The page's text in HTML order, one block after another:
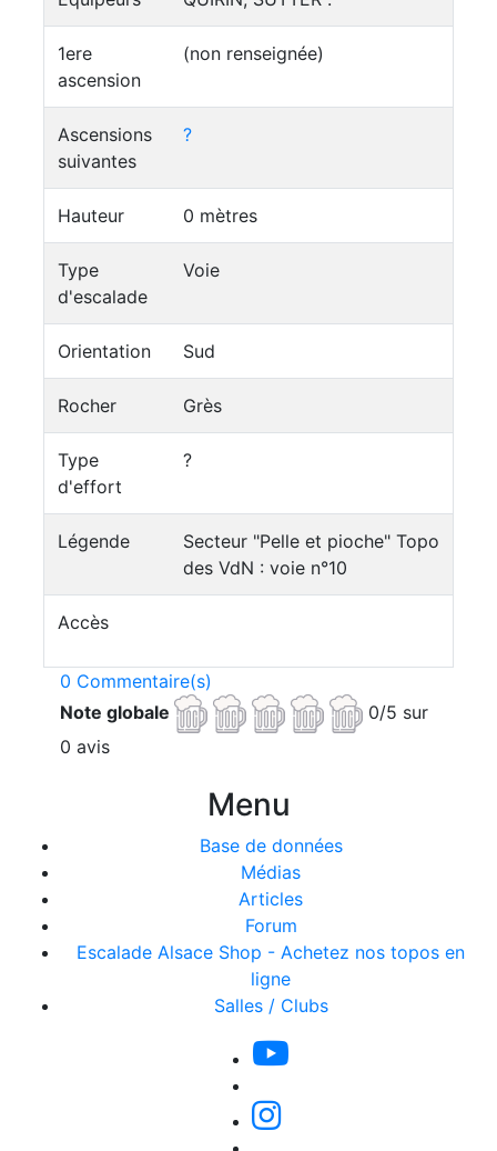
1ere
ascension
(non renseignée)
Ascensions
suivantes
?
Hauteur 0 mètres
Type
d'escalade
Voie
Orientation Sud
Rocher Grès
Type
d'effort
?
Légende
Secteur "Pelle et pioche" Topo
des VdN : voie n°10
Accès
0 Commentaire(s)
Note globale
0/5 sur
0 avis
Menu
Base de données
Médias
Articles
Forum
Escalade Alsace Shop - Achetez nos topos en
ligne
Salles / Clubs